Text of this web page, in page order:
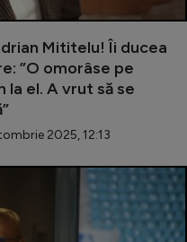
Mititelu! Îi ducea
”O omorâse pe
la el. A vrut să se
2025, 12:13